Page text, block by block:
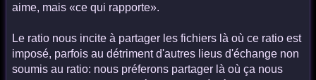
aime, mais «ce qui rapporte».
Le ratio nous incite à partager les fichiers là où ce ratio est
imposé, parfois au détriment d'autres lieus d'échange non
soumis au ratio: nous préferons partager là où ça nous